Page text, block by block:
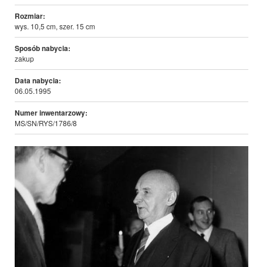
Rozmiar:
wys. 10,5 cm, szer. 15 cm
Sposób nabycia:
zakup
Data nabycia:
06.05.1995
Numer inwentarzowy:
MS/SN/RYS/1786/8